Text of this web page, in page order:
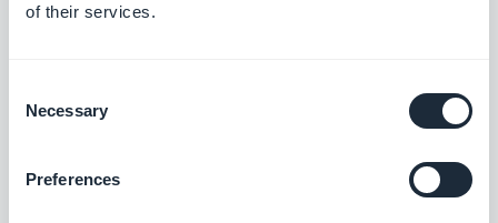
of their services.
Selection
Necessary
Preferences